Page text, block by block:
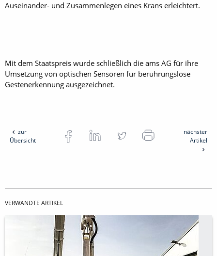
Auseinander- und Zusammenlegen eines Krans erleichtert.
Mit dem Staatspreis wurde schließlich die ams AG für ihre
Umsetzung von optischen Sensoren für ­berührungslose
Gestenerkennung aus­gezeichnet.
zur
Übersicht
nächster
Artikel
VERWANDTE ARTIKEL